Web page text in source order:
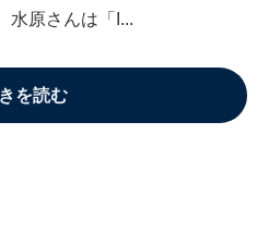
水原さんは「I...
を読む